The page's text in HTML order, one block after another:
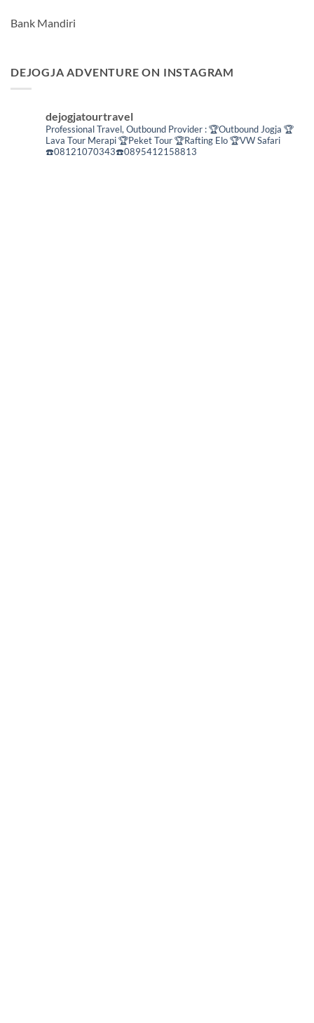
Bank Mandiri
DEJOGJA ADVENTURE ON INSTAGRAM
dejogjatourtravel
Professional Travel, Outbound Provider :🏆Outbound Jogja 🏆
Lava Tour Merapi🏆Peket Tour🏆Rafting Elo🏆VW Safari
☎️08121070343☎️0895412158813